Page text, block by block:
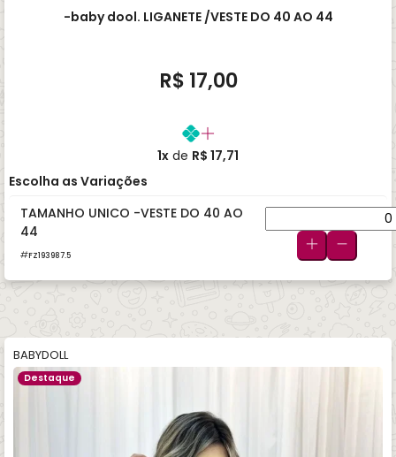
-baby dool. LIGANETE /VESTE DO 40 AO 44
R$ 17,00
1x de R$ 17,71
Escolha as Variações
TAMANHO UNICO -VESTE DO 40 AO
44
FZ193987.5
BABYDOLL
Destaque